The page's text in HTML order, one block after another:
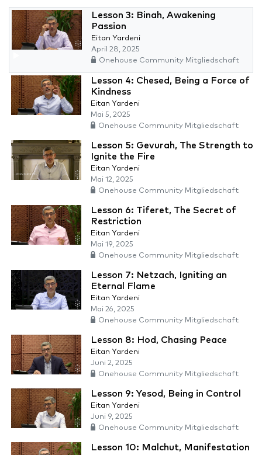
Lesson 3: Binah, Awakening
Passion
Eitan Yardeni
April 28, 2025
Onehouse Community Mitgliedschaft
Lesson 4: Chesed, Being a Force of
Kindness
Eitan Yardeni
Mai 5, 2025
Onehouse Community Mitgliedschaft
Lesson 5: Gevurah, The Strength to
Ignite the Fire
Eitan Yardeni
Mai 12, 2025
Onehouse Community Mitgliedschaft
Lesson 6: Tiferet, The Secret of
Restriction
Eitan Yardeni
Mai 19, 2025
Onehouse Community Mitgliedschaft
Lesson 7: Netzach, Igniting an
Eternal Flame
Eitan Yardeni
Mai 26, 2025
Onehouse Community Mitgliedschaft
Lesson 8: Hod, Chasing Peace
Eitan Yardeni
Juni 2, 2025
Onehouse Community Mitgliedschaft
Lesson 9: Yesod, Being in Control
Eitan Yardeni
Juni 9, 2025
Onehouse Community Mitgliedschaft
Lesson 10: Malchut, Manifestation